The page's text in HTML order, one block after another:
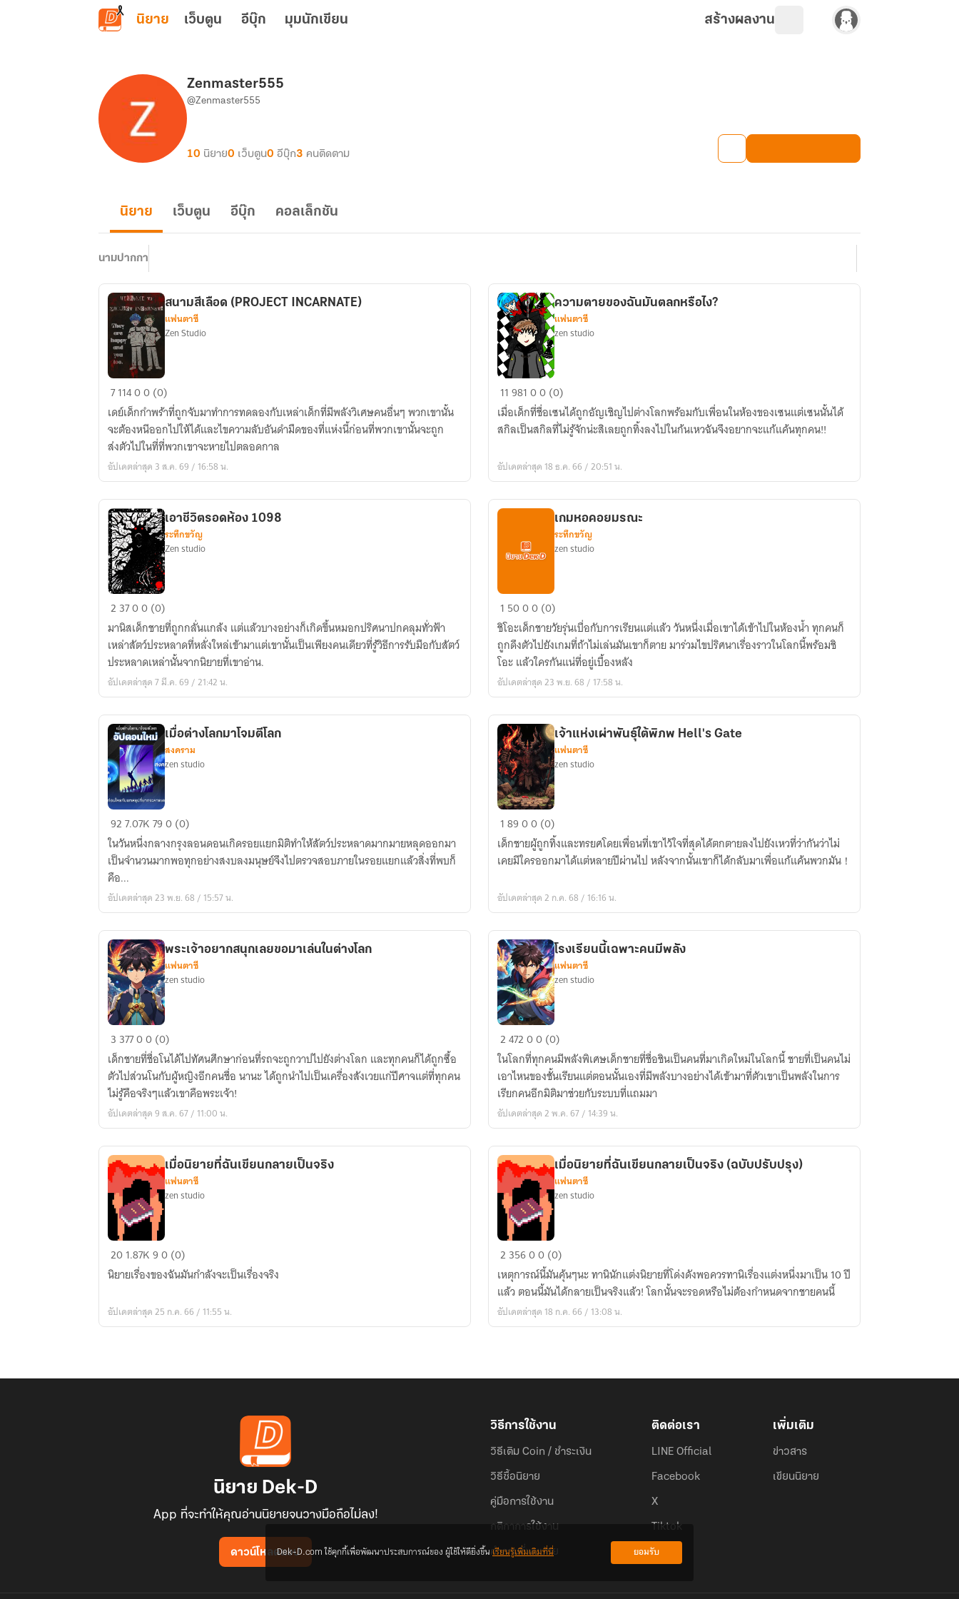
ข้ามไปยังเนื้อหาหลัก
นิยาย เว็บตูน อีบุ๊ก มุมนักเขียน สร้างผลงาน
Zenmaster555
@Zenmaster555
10 นิยาย0 เว็บตูน0 อีบุ๊ก3 คนติดตาม
นิยาย เว็บตูน อีบุ๊ก คอลเล็กชัน
นามปากกา
สนาม
เลือด
(PROJECT
INCARNATE)
สนามสีเลือด (PROJECT INCARNATE)
แฟนตาซี
Zen Studio
711400 (0)
เดย์เด็กกำพร้าที่ถูกจับมาทำการทดลองกับเหล่าเด็กที่มีพลังวิเศษคนอื่นๆ พวกเขานั้น
จะต้องหนีออกไปให้ได้และไขความลับอันดำมืดของที่แห่งนี้ก่อนที่พวกเขานั้นจะถูก
ส่งตัวไปในที่ที่พวกเขาจะหายไปตลอดกาล
อัปเดตล่าสุด 3 ส.ค. 69 / 16:58 น.
ความ
ตาย
ของ
ฉัน
ตลก
ไง?
ความตายของฉันมันตลกหรือไง?
แฟนตาซี
zen studio
1198100 (0)
เมื่อเด็กที่ชื่อเซนได้ถูกอัญเชิญไปต่างโลกพร้อมกับเพื่อนในห้องของเซนแต่เซนนั้นได้
สกิลเป็นสกิลที่ไม่รู้จักน่ะสิเลยถูกทิ้งลงไปในก้นเหวฉันจึงอยากจะแก้แค้นทุกคน!!
อัปเดตล่าสุด 18 ธ.ค. 66 / 20:51 น.
เอา
ชีวิต
รอด
ห้อง
1098
เอาชีวิตรอดห้อง 1098
ระทึกขวัญ
Zen studio
2 3700 (0)
มานิสเด็กชายที่ถูกกลั่นแกล้ง แต่แล้วบางอย่างก็เกิดขึ้นหมอกปริศนาปกคลุมทั่วฟ้า
เหล่าสัตว์ประหลาดที่หลั่งใหล่เข้ามาแต่เขานั้นเป็นเพียงคนเดียวที่รู้วิธีการรับมือกับสัตว์
ประหลาดเหล่านั้นจากนิยายที่เขาอ่าน.
อัปเดตล่าสุด 7 มี.ค. 69 / 21:42 น.
เกม
หอคอย
มรณะ
เกมหอคอยมรณะ
ระทึกขวัญ
zen studio
1 5000 (0)
ชิโอะเด็กชายวัยรุ่นเบื่อกับการเรียนแต่แล้ว วันหนึ่งเมื่อเขาได้เข้าไปในห้องน้ำ ทุกคนก็
ถูกดึงตัวไปยังเกมที่ถ้าไม่เล่นมันเขาก็ตาย มาร่วมไขปริศนาเรื่องราวในโลกนี้พร้อมชิ
โอะ แล้วใครกันแน่ที่อยู่เบื้องหลัง
อัปเดตล่าสุด 23 พ.ย. 68 / 17:58 น.
เมื่อ
ต่าง
โลก
มา
โจมตี
โลก
เมื่อต่างโลกมาโจมตีโลก
สงคราม
zen studio
927.07K790 (0)
ในวันหนึ่งกลางกรุงลอนดอนเกิดรอยแยกมิติทำให้สัตว์ประหลาดมากมายหลุดออกมา
เป็นจำนวนมากพอทุกอย่างสงบลงมนุษย์จึงไปตรวจสอบภายในรอยแยกแล้วสิ่งที่พบก็
คือ...
อัปเดตล่าสุด 23 พ.ย. 68 / 15:57 น.
เจ้า
แห่ง
เผ่า
พันธุ์
พิภพ
Gate
เจ้าแห่งเผ่าพันธุ์ใต้พิภพ Hell's Gate
แฟนตาซี
zen studio
18900 (0)
เด็กชายผู้ถูกทิ้งและทรยศโดยเพื่อนที่เขาไว้ใจที่สุดได้ตกตายลงไปยังเหวที่ว่ากันว่าไม่
เคยมีใครออกมาได้แต่หลายปีผ่านไป หลังจากนั้นเขาก็ได้กลับมาเพื่อแก้แค้นพวกมัน！
อัปเดตล่าสุด 2 ก.ค. 68 / 16:16 น.
พระเจ้า
อยาก
สนุก
เลย
ขอ
มา
ใน
ต่าง
โลก
พระเจ้าอยากสนุกเลยขอมาเล่นในต่างโลก
แฟนตาซี
zen studio
3 37700 (0)
เด็กชายที่ชื่อโนได้ไปทัศนศึกษาก่อนที่รถจะถูกวาปไปยังต่างโลก และทุกคนก็ได้ถูกซื้อ
ตัวไปส่วนโนกับผู้หญิงอีกคนชื่อ นานะ ได้ถูกนำไปเป็นเครื่องสังเวยแก่ปีศาจแต่ที่ทุกคน
ไม่รู้คือจริงๆแล้วเขาคือพระเจ้า!
อัปเดตล่าสุด 9 ส.ค. 67 / 11:00 น.
โรงเรียน
นี้
เฉพาะ
คน
มี
พลัง
โรงเรียนนี้เฉพาะคนมีพลัง
แฟนตาซี
zen studio
247200 (0)
ในโลกที่ทุกคนมีพลังพิเศษเด็กชายที่ชื่อชินเป็นคนที่มาเกิดใหม่ในโลกนี้ ชายที่เป็นคนไม่
เอาไหนของชั้นเรียนแต่ตอนนั้นเองที่มีพลังบางอย่างได้เข้ามาที่ตัวเขาเป็นพลังในการ
เรียกคนอีกมิติมาช่วยกับระบบที่แถมมา
อัปเดตล่าสุด 2 พ.ค. 67 / 14:39 น.
เมื่อ
นิยาย
ที่
เขียน
เมื่อนิยายที่ฉันเขียนกลายเป็นจริง
แฟนตาซี
zen studio
201.87K90 (0)
นิยายเรื่องของฉันมันกำลังจะเป็นเรื่องจริง
อัปเดตล่าสุด 25 ก.ค. 66 / 11:55 น.
เมื่อ
ที่
ฉัน
เขียน
เมื่อนิยายที่ฉันเขียนกลายเป็นจริง (ฉบับปรับปรุง)
แฟนตาซี
zen studio
2 35600 (0)
เหตุการณ์นี้มันคุ้นๆนะ ทานินักแต่งนิยายที่โด่งดังพอควรทานิเรื่องแต่งหนึ่งมาเป็น 10 ปี
แล้ว ตอนนี้มันได้กลายเป็นจริงแล้ว! โลกนั้นจะรอดหรือไม่ต้องกำหนดจากชายคนนี้
อัปเดตล่าสุด 18 ก.ค. 66 / 13:08 น.
นิยาย Dek-D
App ที่จะทำให้คุณอ่านนิยายจนวางมือถือไม่ลง!
ดาวน์โหลดแอป
วิธีการใช้งาน
วิธีเติม Coin / ชำระเงิน
วิธีซื้อนิยาย
คู่มือการใช้งาน
กติกาการใช้งาน
คำถามที่พบบ่อย
ติดต่อเรา
LINE Official
Facebook
X
Tiktok
เพิ่มเติม
ข่าวสาร
เขียนนิยาย
Dek-D.com ใช้คุกกี้เพื่อพัฒนาประสบการณ์ของ ผู้ใช้ให้ดียิ่งขึ้นเรียนรู้เพิ่มเติมที่นี่ ยอมรับ